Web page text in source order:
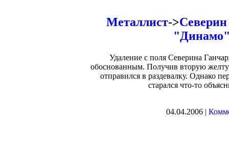
Металлист->
"Динамо"
Удаление с поля Северина
обоснованным. Получив вторую
отправился в раздевалку. Однако
старался что-то
04.04.2006 |